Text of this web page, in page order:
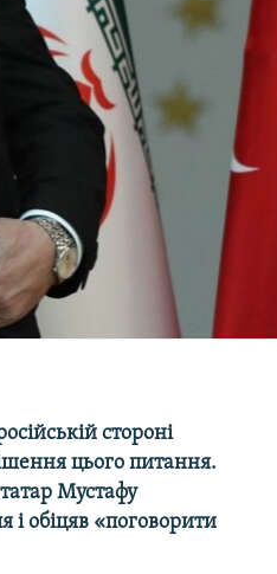
стороні
цього питання.
Мустафу
і обіцяв «поговорити